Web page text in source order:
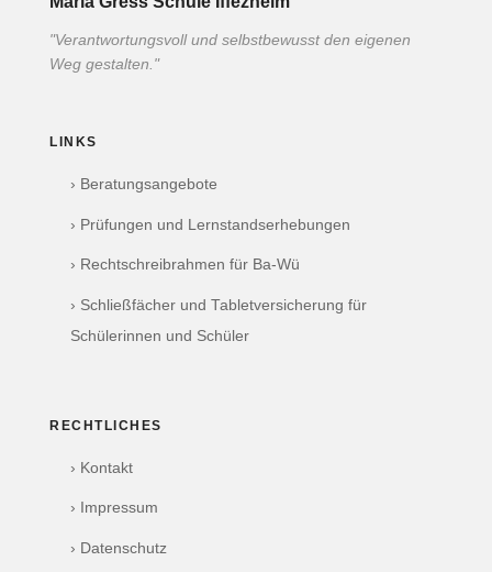
"Verantwortungsvoll und selbstbewusst den eigenen
Weg gestalten."
LINKS
› Beratungsangebote
› Prüfungen und Lernstandserhebungen
› Rechtschreibrahmen für Ba-Wü
› Schließfächer und Tabletversicherung für
Schülerinnen und Schüler
RECHTLICHES
› Kontakt
› Impressum
› Datenschutz